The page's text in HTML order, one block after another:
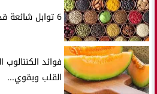
6 توابل شائعة قد تحسن صحة الأمعاء والمخ...
فوائد
القلب ويقوي...